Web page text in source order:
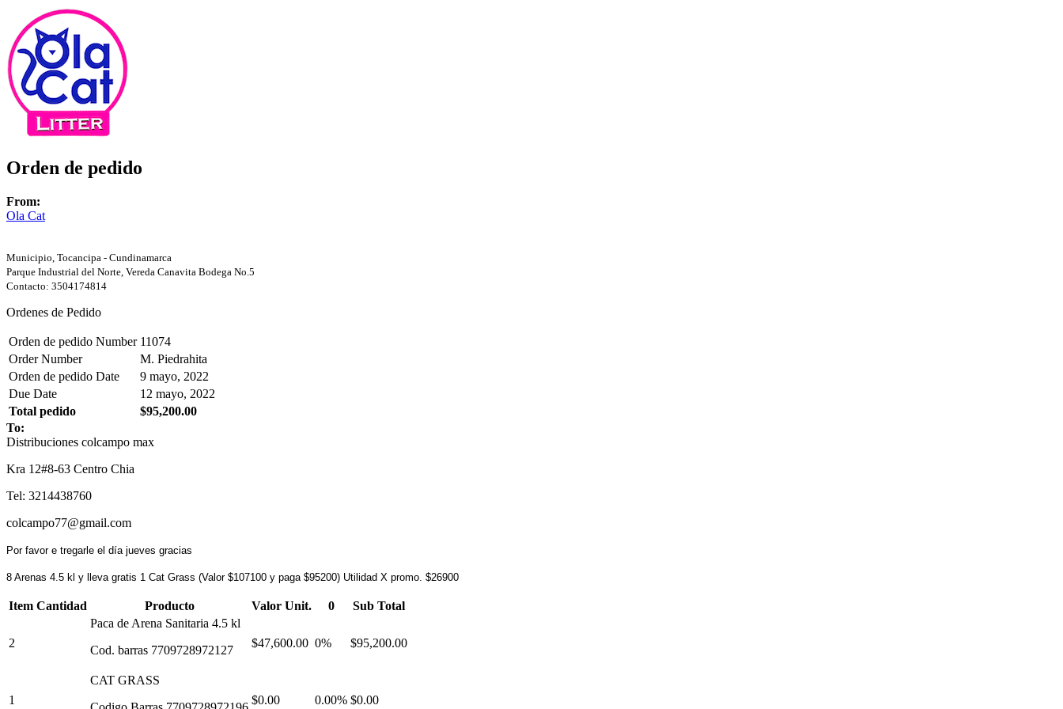
Orden de pedido
From:
Ola Cat
Municipio, Tocancipa - Cundinamarca
Parque Industrial del Norte, Vereda Canavita Bodega No.5
Contacto: 3504174814
Ordenes de Pedido
Orden de pedido Number 11074
Order Number
M. Piedrahita
Orden de pedido Date
9 mayo, 2022
Due Date
12 mayo, 2022
Total pedido
$95,200.00
To:
Distribuciones colcampo max
Kra 12#8-63 Centro Chia
Tel: 3214438760
colcampo77@gmail.com
Por favor e tregarle el día jueves gracias
8 Arenas 4.5 kl y lleva gratis 1 Cat Grass (Valor $107100 y paga $95200) Utilidad X promo. $26900
Item Cantidad Producto Valor Unit. 0 Sub Total
2
Paca de Arena Sanitaria 4.5 kl
Cod. barras 7709728972127
$47,600.00 0% $95,200.00
1
CAT GRASS
$0.00 0.00% $0.00